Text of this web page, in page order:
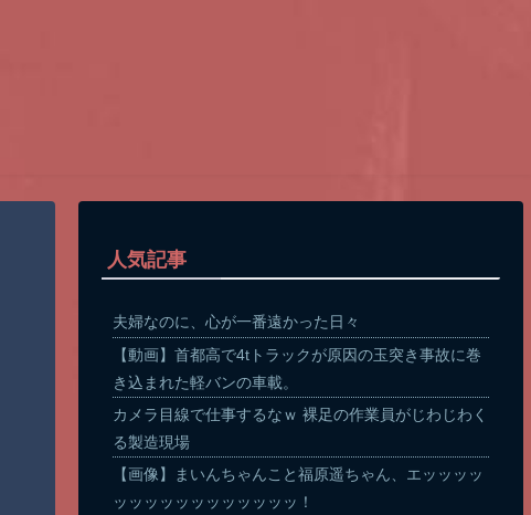
人気記事
夫婦なのに、心が一番遠かった日々
【動画】首都高で4tトラックが原因の玉突き事故に巻
き込まれた軽バンの車載。
カメラ目線で仕事するなｗ 裸足の作業員がじわじわく
る製造現場
【画像】まいんちゃんこと福原遥ちゃん、エッッッッ
ッッッッッッッッッッッッ！